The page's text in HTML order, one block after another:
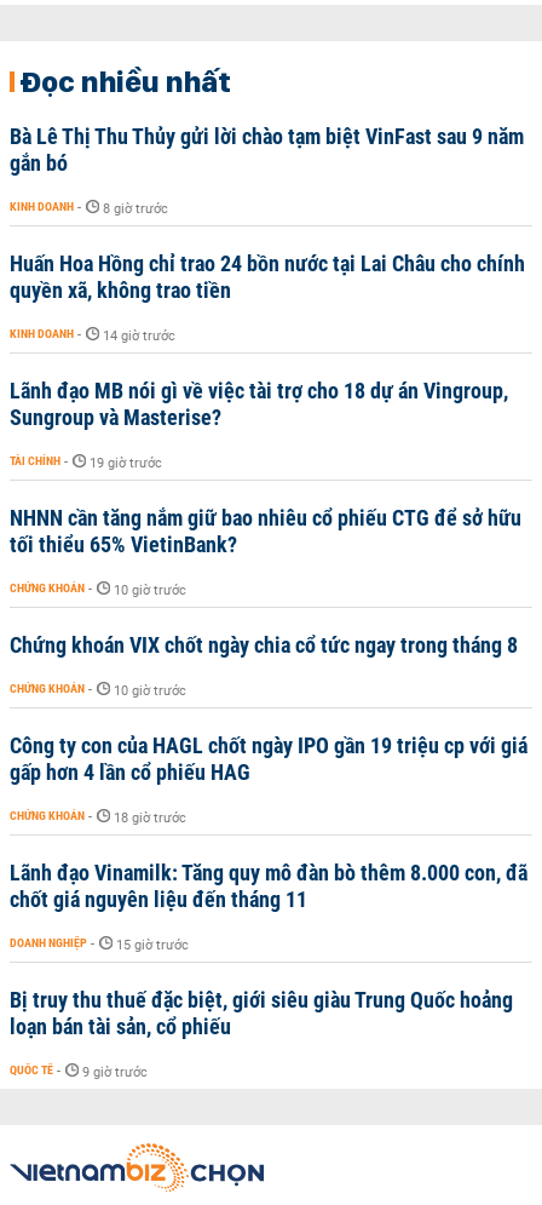
Đọc nhiều nhất
Bà Lê Thị Thu Thủy gửi lời chào tạm biệt VinFast sau 9 năm
gắn bó
KINH DOANH - 8 giờ trước
Huấn Hoa Hồng chỉ trao 24 bồn nước tại Lai Châu cho chính
quyền xã, không trao tiền
KINH DOANH - 14 giờ trước
Lãnh đạo MB nói gì về việc tài trợ cho 18 dự án Vingroup,
Sungroup và Masterise?
TÀI CHÍNH - 19 giờ trước
NHNN cần tăng nắm giữ bao nhiêu cổ phiếu CTG để sở hữu
tối thiểu 65% VietinBank?
CHỨNG KHOÁN - 10 giờ trước
Chứng khoán VIX chốt ngày chia cổ tức ngay trong tháng 8
CHỨNG KHOÁN - 10 giờ trước
Công ty con của HAGL chốt ngày IPO gần 19 triệu cp với giá
gấp hơn 4 lần cổ phiếu HAG
CHỨNG KHOÁN - 18 giờ trước
Lãnh đạo Vinamilk: Tăng quy mô đàn bò thêm 8.000 con, đã
chốt giá nguyên liệu đến tháng 11
DOANH NGHIỆP - 15 giờ trước
Bị truy thu thuế đặc biệt, giới siêu giàu Trung Quốc hoảng
loạn bán tài sản, cổ phiếu
QUỐC TẾ - 9 giờ trước